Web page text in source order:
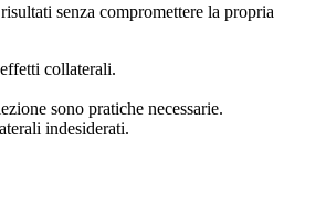
senza compromettere la propria
collaterali.
sono pratiche necessarie.
indesiderati.